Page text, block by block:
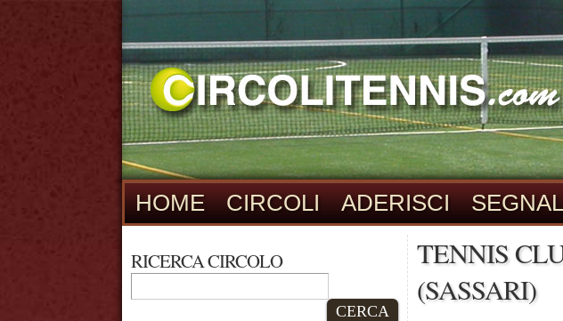
HOME CIRCOLI ADERISCI
RICERCA CIRCOLO
CERCA
TENNIS
(SASSARI)